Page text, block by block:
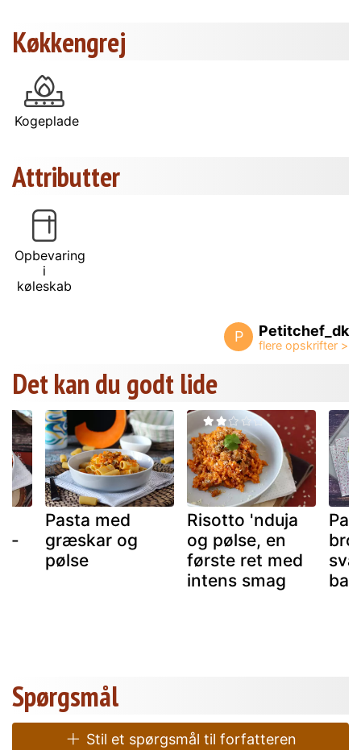
Køkkengrej
Kogeplade
Attributter
Opbevaring
i
køleskab
P Petitchef_dk
Det kan du godt lide
-
Pasta med
græskar og
pølse
Risotto 'nduja
og pølse, en
første ret med
intens smag
Spørgsmål
Stil et spørgsmål til forfatteren